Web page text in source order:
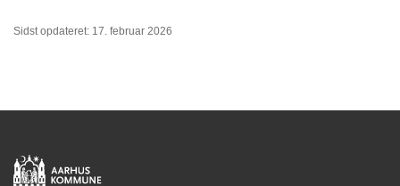
Sidst opdateret: 17. februar 2026